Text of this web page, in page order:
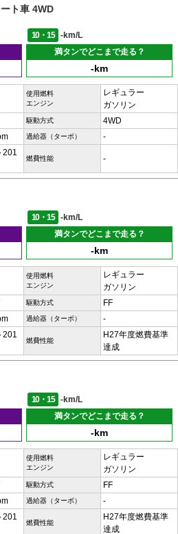
ト車 4WD
10・15
-km/L
満タンでどこまで走る？
-km
使用燃料
エンジン
レギュラー
ガソリン
駆動方式 4WD
過給器（ターボ） -
201
燃費性能 -
10・15
-km/L
満タンでどこまで走る？
-km
使用燃料
エンジン
レギュラー
ガソリン
駆動方式 FF
過給器（ターボ） -
201
燃費性能
H27年度燃費基準
達成
10・15
-km/L
満タンでどこまで走る？
-km
使用燃料
エンジン
レギュラー
ガソリン
駆動方式 FF
過給器（ターボ） -
201
燃費性能
H27年度燃費基準
達成